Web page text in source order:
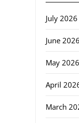
July 2026
June 2026
May 2026
April
March